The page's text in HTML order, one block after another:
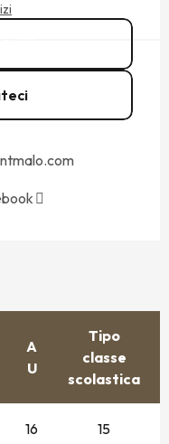
A
U
Tipo
classe
scolastica
16 15